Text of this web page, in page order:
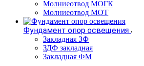
Молниеотвод МОГК
Молниеотвод МОТ
Фундамент опор освещения
Закладная ЗФ
ЗДФ закладная
Закладная ФМ